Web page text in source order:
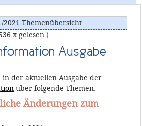
2021 Themenübersicht
x gelesen )
Ausgabe
der aktuellen Ausgabe der
über folgende Themen:
Änderungen zum